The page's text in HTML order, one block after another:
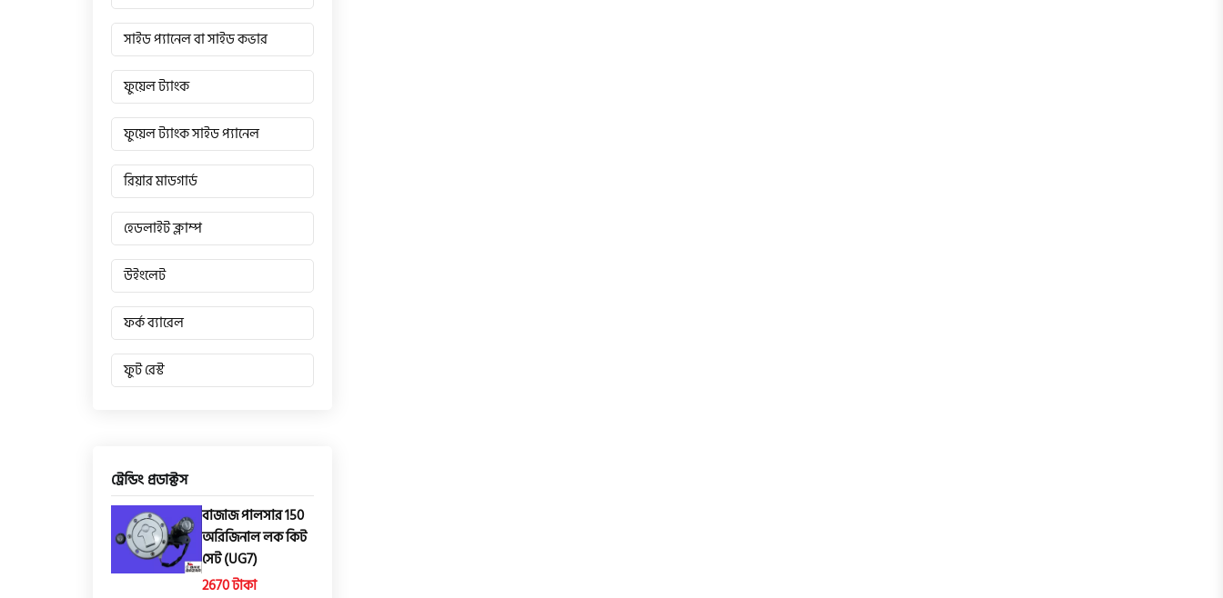
সাইড প্যানেল বা সাইড কভার
ফুয়েল ট্যাংক
ফুয়েল ট্যাংক সাইড প্যানেল
রিয়ার মাডগার্ড
হেডলাইট ক্লাম্প
উইংলেট
ফর্ক ব্যারেল
ফুট রেস্ট
ট্রেন্ডিং প্রডাক্টস
বাজাজ পালসার 150
অরিজিনাল লক কিট
সেট (UG7)
2670 টাকা